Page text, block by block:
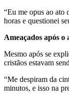
“Eu me opus ao ato
horas e questionei
Ameaçados após o
Mesmo após se
cristãos estavam
“Me despiram da
minutos, e isso na